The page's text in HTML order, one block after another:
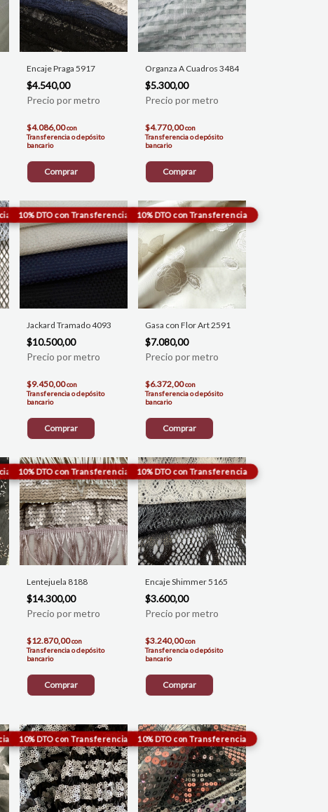
Encaje Praga 5917
$4.540,00
$4.086,00con
Transferencia o depósito
bancario
Comprar
Organza A Cuadros 3484
$5.300,00
$4.770,00con
Transferencia o depósito
bancario
Comprar
Jackard Tramado 4093
$10.500,00
$9.450,00con
Transferencia o depósito
bancario
Comprar
Gasa con Flor Art 2591
$7.080,00
$6.372,00con
Transferencia o depósito
bancario
Comprar
Lentejuela 8188
$14.300,00
$12.870,00con
Transferencia o depósito
bancario
Comprar
Encaje Shimmer 5165
$3.600,00
$3.240,00con
Transferencia o depósito
bancario
Comprar